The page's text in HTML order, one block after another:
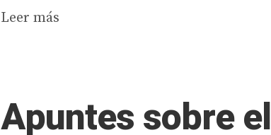
Leer más
Apuntes sobre el